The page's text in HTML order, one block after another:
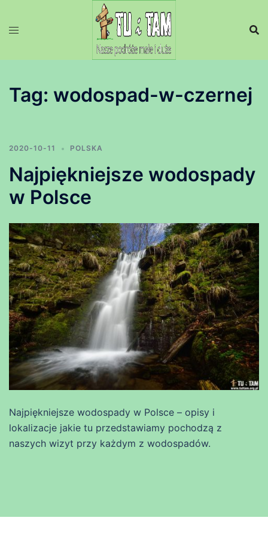
Tag: wodospad-w-czernej
2020-10-11 POLSKA
Najpiękniejsze wodospady
w Polsce
Najpiękniejsze wodospady w Polsce – opisy i
lokalizacje jakie tu przedstawiamy pochodzą z
naszych wizyt przy każdym z wodospadów.